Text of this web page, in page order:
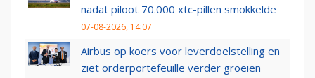
nadat piloot 70.000 xtc-pillen smokkelde
07-08-2026, 14:07
Airbus op koers voor leverdoelstelling en
ziet orderportefeuille verder groeien